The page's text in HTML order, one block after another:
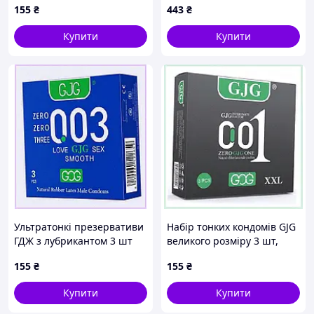
155 ₴
Купити
443 ₴
Купити
Ультратонкі презервативи
ГДЖ з лубрикантом 3 шт
155 ₴
Купити
Набір тонких кондомів GJG
великого розміру 3 шт,
155 ₴
Купити